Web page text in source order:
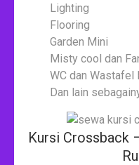
Lighting
Flooring
Garden Mini
Misty cool dan
WC dan Wastafel
Dan lain
Kursi Crossback